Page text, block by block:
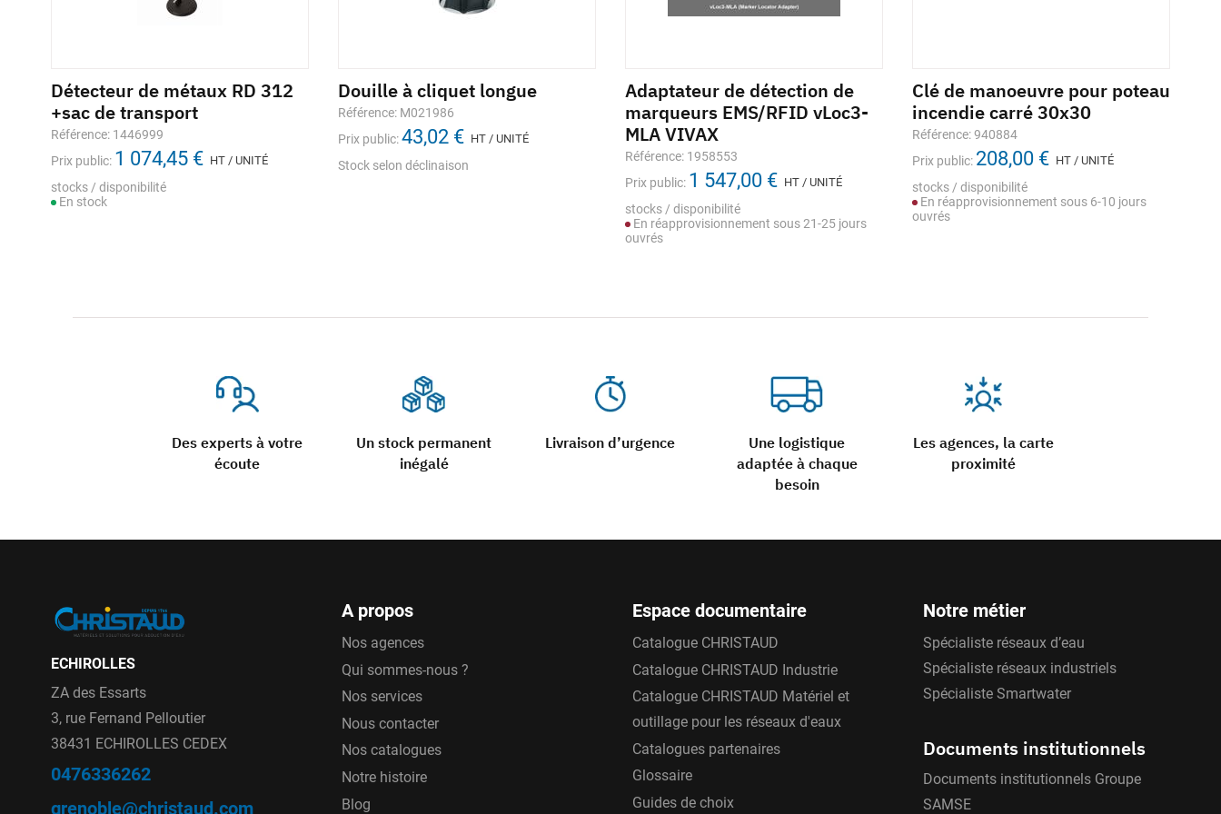
Des experts à votre
écoute
Un stock permanent
inégalé
Livraison d’urgence
Une logistique
adaptée à chaque
besoin
Les agences, la carte
proximité
Détecteur de métaux RD 312
+sac de transport
Référence: 1446999
Prix public: 1 074,45 € HT / UNITÉ
stocks / disponibilité
En stock
Douille à cliquet longue
Référence: M021986
Prix public:43,02 € HT / UNITÉ
Stock selon déclinaison
Adaptateur de détection de
marqueurs EMS/RFID vLoc3-
MLA VIVAX
Référence: 1958553
Prix public: 1 547,00 € HT / UNITÉ
stocks / disponibilité
En réapprovisionnement sous 21-25 jours
ouvrés
Clé de manoeuvre pour poteau
incendie carré 30x30
Référence: 940884
Prix public: 208,00 € HT / UNITÉ
stocks / disponibilité
En réapprovisionnement sous 6-10 jours
ouvrés
ECHIROLLES
ZA des Essarts
3, rue Fernand Pelloutier
38431 ECHIROLLES CEDEX
0476336262
grenoble@christaud.com
A propos
Nos agences
Qui sommes-nous ?
Nos services
Nous contacter
Nos catalogues
Notre histoire
Blog
Espace documentaire
Catalogue CHRISTAUD
Catalogue CHRISTAUD Industrie
Catalogue CHRISTAUD Matériel et
outillage pour les réseaux d'eaux
Catalogues partenaires
Glossaire
Guides de choix
Notre métier
Spécialiste réseaux d’eau
Spécialiste réseaux industriels
Spécialiste Smartwater
Documents institutionnels
Documents institutionnels Groupe
SAMSE